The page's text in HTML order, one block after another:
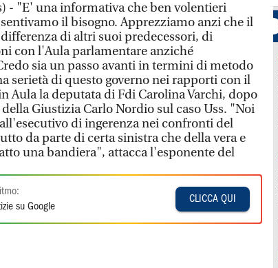
- "E' una informativa che ben volentieri
il bisogno. Apprezziamo anzi che il
di altri suoi predecessori, di
con l'Aula parlamentare anziché
sia un passo avanti in termini di metodo
serietà di questo governo nei rapporti con il
Aula la deputata di Fdi Carolina Varchi, dopo
Giustizia Carlo Nordio sul caso Uss. "Noi
di ingerenza nei confronti del
da parte di certa sinistra che della vera e
una bandiera", attacca l'esponente del
su Google
CLICCA QUI